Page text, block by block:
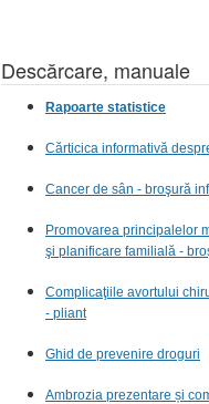
Descărcare, manuale
Rapoarte statistice
Cărticica informativă
Cancer de sân - broşură
Promovarea principalelor
şi planificare familială -
Complicaţiile avortului
- pliant
Ghid de prevenire droguri
Ambrozia prezentare și